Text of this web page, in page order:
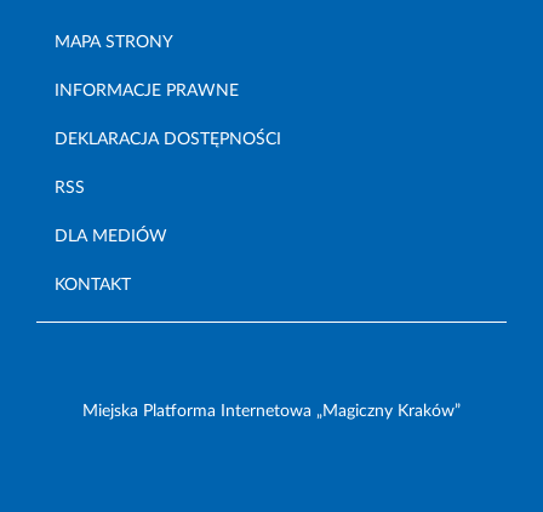
MAPA STRONY
INFORMACJE PRAWNE
DEKLARACJA DOSTĘPNOŚCI
RSS
DLA MEDIÓW
KONTAKT
Miejska Platforma Internetowa „Magiczny Kraków”